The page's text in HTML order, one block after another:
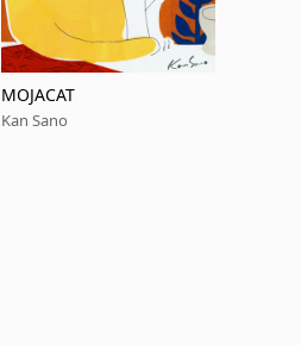
MOJACAT
Kan Sano